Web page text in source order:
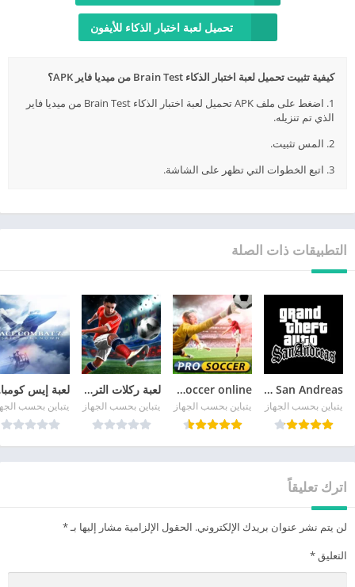
تحميل لعبة اختبار الذكاء للأيفون
كيفية تثبيت تحميل لعبة اختبار الذكاء Brain Test من ميديا فاير APK؟
1. اضغط على ملف APK تحميل لعبة اختبار الذكاء Brain Test من ميديا فاير
الذي تم تنزيله.
2. المس تثبيت.
3. اتبع الخطوات التي تظهر على الشاشة.
التطبيقات ذات الصلة
GTA San Andreas
يتباين بحسب الجهاز
pro soccer online مهكرة
يتباين بحسب الجهاز
لعبة ركلات الترجيح
يتباين بحسب الجهاز يتباين بحسب
اترك تعليقاً
لن يتم نشر عنوان بريدك الإلكتروني. الحقول الإلزامية مشار إليها بـ*
التعليق *